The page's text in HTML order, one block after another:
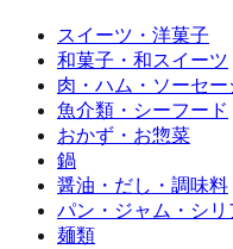
スイーツ・洋菓子
和菓子・和スイーツ
肉・ハム・ソーセー
魚介類・シーフード
おかず・お惣菜
鍋
醤油・だし・調味料
パン・ジャム・シリ
麺類